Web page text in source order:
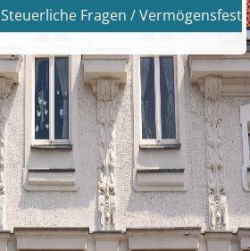
Steuerliche Fragen /